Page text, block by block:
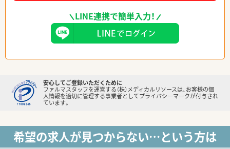
LINE連携で簡単入力！
安心してご登録いただくために
ファルマスタッフを運営する（株）メディカルリソースは、お客様の個
人情報を適切に管理する事業者としてプライバシーマークが付与され
ています。
希望の求人が見つからない…という方は